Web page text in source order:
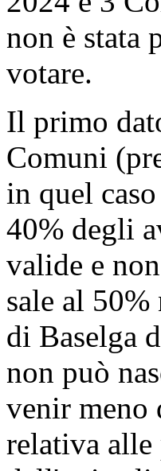
non è stata
votare.
Il primo
Comuni
in quel
40% degli
valide e
sale al
di Baselga
non può
venir meno
relativa alle